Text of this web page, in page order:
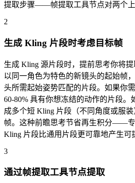
提取步骤——帧提取工具节点对两个上
2
生成 Kling 片段时考虑目标帧
生成 Kling 源片段时，提前思考你将
以同一角色为特色的新镜头的起始帧
头所需起始姿势匹配的片段。如果你
60-80% 具有你想冻结的动作的片段。
成多个短 Kling 片段（不同角度或服
帧。这种前瞻思考节省再生积分——
Kling 片段比通用片段更可靠地产生可
3
通过帧提取工具节点提取